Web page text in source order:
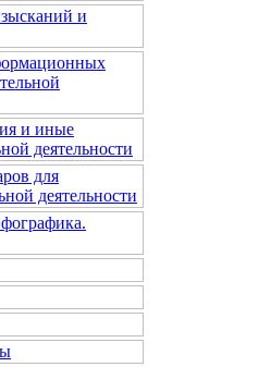
и
и иные
деятельности
для
деятельности